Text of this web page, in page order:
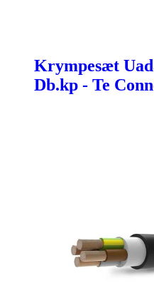
Krympesæt
Db.kp - Te